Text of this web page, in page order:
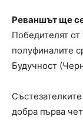
Реваншът ще
Победителят
полуфиналите
Будучност
добра първа